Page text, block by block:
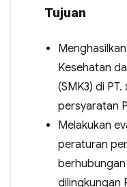
Tujuan
Kesehatan
(SMK3) di
persyaratan
Melakukan
peraturan
dilingkungan